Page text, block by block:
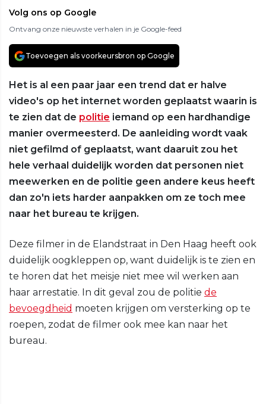
Volg ons op Google
Ontvang onze nieuwste verhalen in je Google-feed
Toevoegen als voorkeursbron op Google
Het is al een paar jaar een trend dat er halve
video's op het internet worden geplaatst waarin is
te zien dat de politie iemand op een hardhandige
manier overmeesterd. De aanleiding wordt vaak
niet gefilmd of geplaatst, want daaruit zou het
hele verhaal duidelijk worden dat personen niet
meewerken en de politie geen andere keus heeft
dan zo'n iets harder aanpakken om ze toch mee
naar het bureau te krijgen.
Deze filmer in de Elandstraat in Den Haag heeft ook
duidelijk oogkleppen op, want duidelijk is te zien en
te horen dat het meisje niet mee wil werken aan
haar arrestatie. In dit geval zou de politie de
bevoegdheid moeten krijgen om versterking op te
roepen, zodat de filmer ook mee kan naar het
bureau.